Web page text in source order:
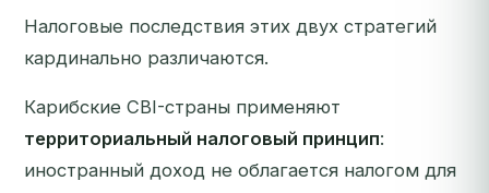
Налоговые последствия этих двух стратегий
кардинально различаются.
Карибские CBI-страны применяют
территориальный налоговый принцип:
иностранный доход не облагается налогом для